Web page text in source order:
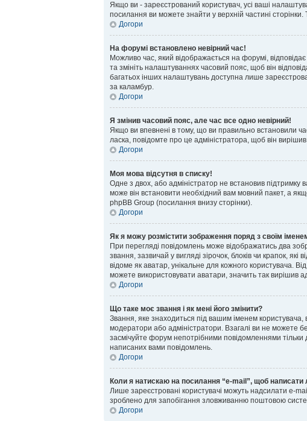
Якщо ви - зареєстрований користувач, усі ваші
посилання ви можете знайти у верхній частині
Догори
На форумі встановлено невірний час!
Можливо час, який відображається на форумі,
та змініть налаштуваннях часовий пояс, щоб він
багатьох інших налаштувань доступна лише
за каламбур.
Догори
Я змінив часовий пояс, але час все одно невірний!
Якщо ви впевнені в тому, що ви правильно встановили
ласка, повідомте про це адміністратора, щоб він
Догори
Моя мова відсутня в списку!
Одне з двох, або адміністратор не встановив
може він встановити необхідний вам мовний пакет, а
phpBB Group (посилання внизу сторінки).
Догори
Як я можу розмістити зображення поряд з своїм
При перегляді повідомлень може відображатись два
звання, зазвичай у вигляді зірочок, блоків чи крапок,
відоме як аватар, унікальне для кожного користувача.
можете використовувати аватари, значить так вирішив
Догори
Що таке моє звання і як мені його змінити?
Звання, яке знаходиться під вашим іменем користувача,
модератори або адміністратори. Взагалі ви не можете
засмічуйте форум непотрібними повідомленнями
написаних вами повідомлень.
Догори
Коли я натискаю на посилання “e-mail”, щоб написати
Лише зареєстровані користувачі можуть надсилати e-
зроблено для запобігання зловживанню поштовою
Догори